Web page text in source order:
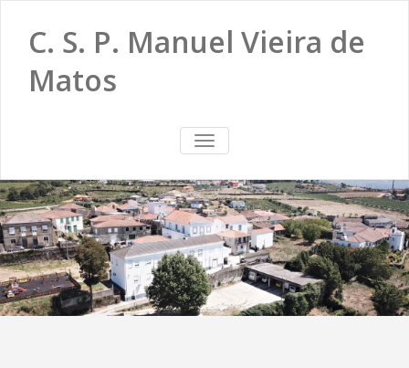
C. S. P. Manuel Vieira de
Matos
TOGGLE
NAVIGATION